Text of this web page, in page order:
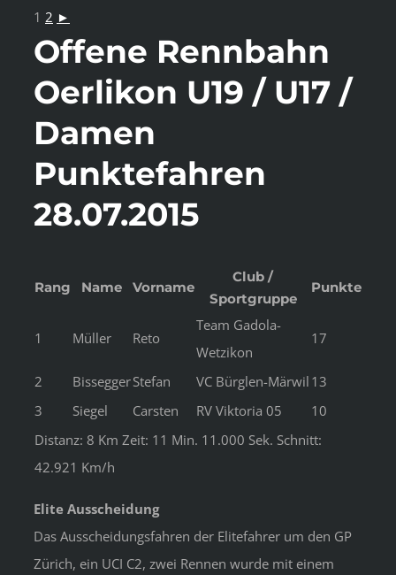
1 2 ►
Offene Rennbahn
Oerlikon U19 / U17 /
Damen
Punktefahren
28.07.2015
Rang Name Vorname
Club /
Sportgruppe
Punkte
1 Müller Reto
Team Gadola-
Wetzikon
17
2 BisseggerStefan VC Bürglen-Märwil 13
3
Siegel Carsten RV Viktoria 05
10
Distanz: 8 Km Zeit: 11 Min. 11.000 Sek. Schnitt:
42.921 Km/h
Elite Ausscheidung
Das Ausscheidungsfahren der Elitefahrer um den GP
Zürich, ein UCI C2, zwei Rennen wurde mit einem